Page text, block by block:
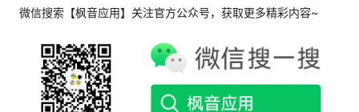
标滚轮增强工具_v6.2.6 绿色便携版
2024年4月30日
微信搜索【枫音应用】关注官方公众号，获取更多精彩内容~